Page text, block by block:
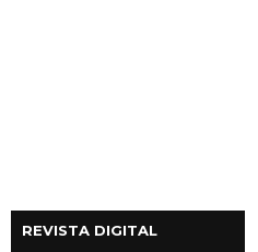
REVISTA DIGITAL